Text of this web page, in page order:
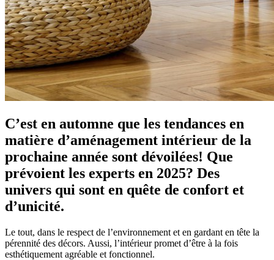
C’est en automne que les tendances en
matière d’aménagement intérieur de la
prochaine année sont dévoilées! Que
prévoient les experts en 2025? Des
univers qui sont en quête de confort et
d’unicité.
Le tout, dans le respect de l’environnement et en gardant en tête la
pérennité des décors. Aussi, l’intérieur promet d’être à la fois
esthétiquement agréable et fonctionnel.